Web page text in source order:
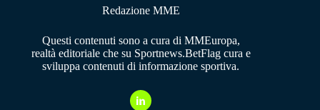
Redazione MME
Questi contenuti sono a cura di MMEuropa,
realtà editoriale che su Sportnews.BetFlag cura e
sviluppa contenuti di informazione sportiva.